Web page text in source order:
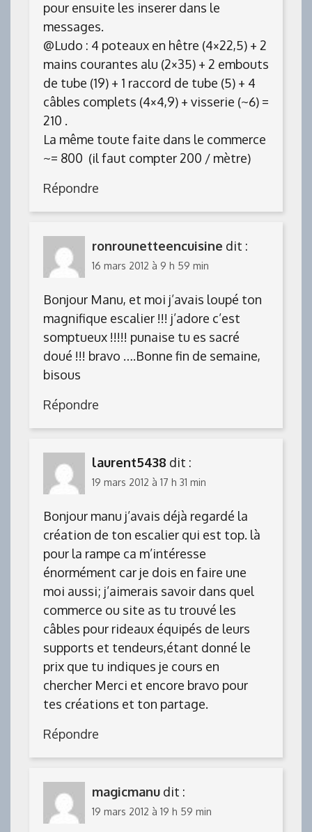
pour ensuite les inserer dans le
messages.
@Ludo : 4 poteaux en hêtre (4×22,5) + 2
mains courantes alu (2×35) + 2 embouts
de tube (19) + 1 raccord de tube (5) + 4
câbles complets (4×4,9) + visserie (~6) =
210 .
La même toute faite dans le commerce
~= 800  (il faut compter 200 / mètre)
Répondre
ronrounetteencuisine dit :
16 mars 2012 à 9 h 59 min
Bonjour Manu, et moi j’avais loupé ton
magnifique escalier !!! j’adore c’est
somptueux !!!!! punaise tu es sacré
doué !!! bravo ….Bonne fin de semaine,
bisous
Répondre
laurent5438 dit :
19 mars 2012 à 17 h 31 min
Bonjour manu j’avais déjà regardé la
création de ton escalier qui est top. là
pour la rampe ca m’intéresse
énormément car je dois en faire une
moi aussi; j’aimerais savoir dans quel
commerce ou site as tu trouvé les
câbles pour rideaux équipés de leurs
supports et tendeurs,étant donné le
prix que tu indiques je cours en
chercher Merci et encore bravo pour
tes créations et ton partage.
Répondre
magicmanu dit :
19 mars 2012 à 19 h 59 min